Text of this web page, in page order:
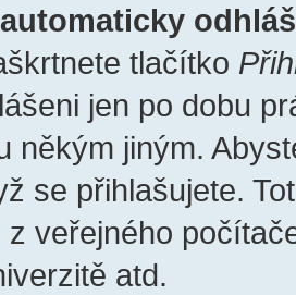
tlačítko
jen po dobu
někým jiným.
se přihlašujete.
z veřejného
atd.